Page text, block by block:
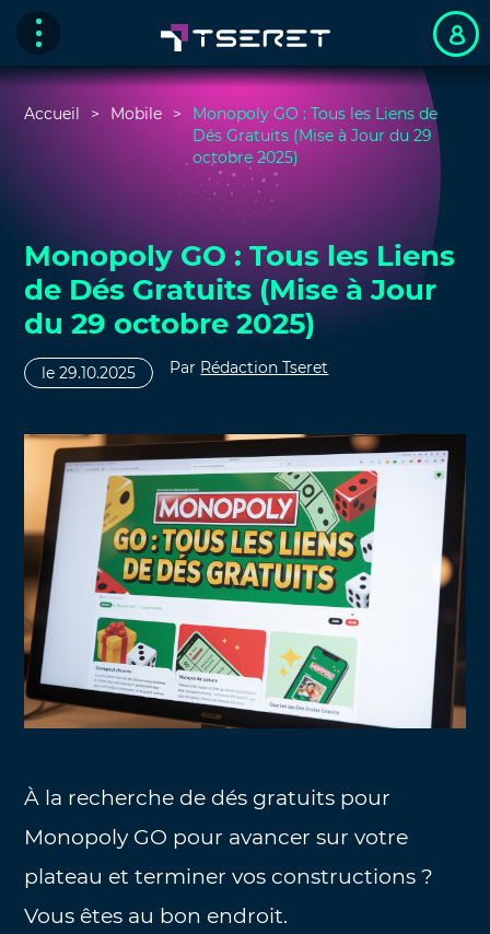
Accueil Mobile
Monopoly GO : Tous les Liens de
Dés Gratuits (Mise à Jour du 29
octobre 2025)
Monopoly GO : Tous les Liens
de Dés Gratuits (Mise à Jour
du 29 octobre 2025)
le 29.10.2025 Par Rédaction Tseret
À la recherche de dés gratuits pour
Monopoly GO pour avancer sur votre
plateau et terminer vos constructions ?
Vous êtes au bon endroit.